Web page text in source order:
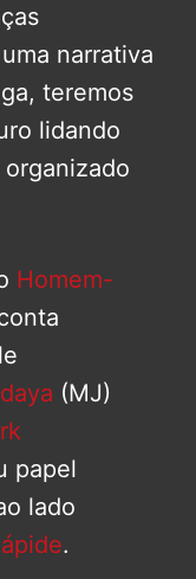
narrativa
teremos
lidando
Homem-
(MJ)
papel
lado
.